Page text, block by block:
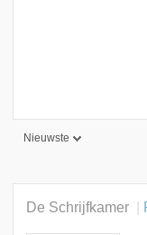
Nieuwste
De Schrijfkamer